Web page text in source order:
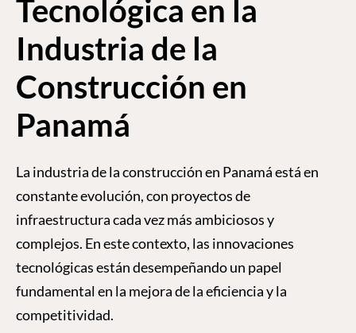
Tecnológica en la
Industria de la
Construcción en
Panamá
La industria de la construcción en Panamá está en
constante evolución, con proyectos de
infraestructura cada vez más ambiciosos y
complejos. En este contexto, las innovaciones
tecnológicas están desempeñando un papel
fundamental en la mejora de la eficiencia y la
competitividad.